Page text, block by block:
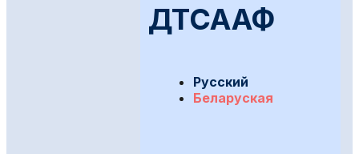
ДТСААФ
Русский
Беларуская